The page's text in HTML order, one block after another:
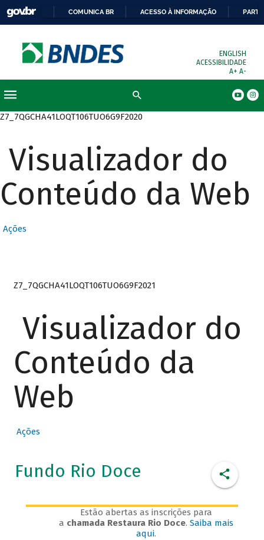
COMUNICA BR ACESSO À INFORMAÇÃO
ENGLISH
ACESSIBILIDADE
A+ A-
Z7_7QGCHA41LOQT106TUO6G9F2020
Visualizador do
Conteúdo da Web
Ações
Z7_7QGCHA41LOQT106TUO6G9F2021
Visualizador do
Conteúdo da
Web
Ações
Fundo Rio Doce
Estão abertas as inscrições para
a chamada Restaura Rio Doce.Saiba mais
aqui.